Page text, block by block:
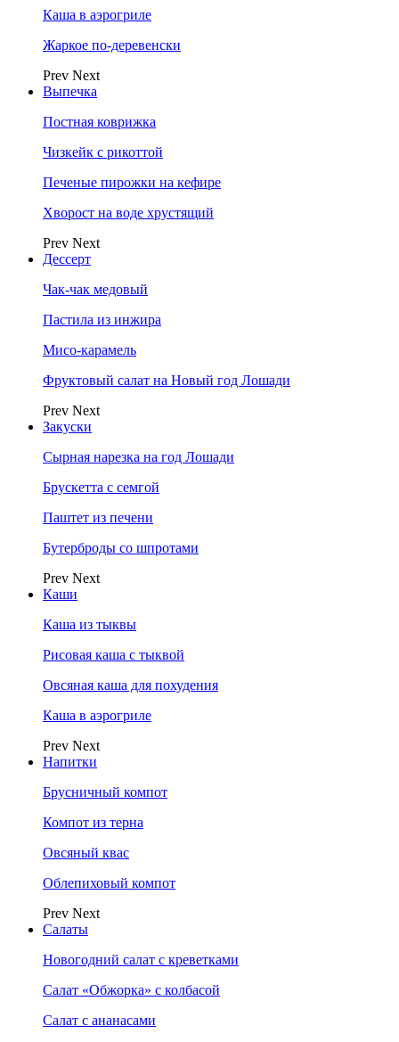
Каша в аэрогриле
Жаркое по-деревенски
Prev Next
Выпечка
Постная коврижка
Чизкейк с рикоттой
Печеные пирожки на кефире
Хворост на воде хрустящий
Prev Next
Дессерт
Чак-чак медовый
Пастила из инжира
Мисо-карамель
Фруктовый салат на Новый год Лошади
Prev Next
Закуски
Сырная нарезка на год Лошади
Брускетта с семгой
Паштет из печени
Бутерброды со шпротами
Prev Next
Каши
Каша из тыквы
Рисовая каша с тыквой
Овсяная каша для похудения
Каша в аэрогриле
Prev Next
Напитки
Брусничный компот
Компот из терна
Овсяный квас
Облепиховый компот
Prev Next
Салаты
Новогодний салат с креветками
Салат «Обжорка» с колбасой
Салат с ананасами